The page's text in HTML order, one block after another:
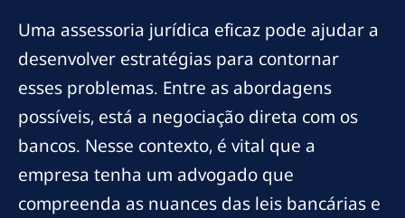
Uma assessoria jurídica eficaz pode ajudar a
desenvolver estratégias para contornar
esses problemas. Entre as abordagens
possíveis, está a negociação direta com os
bancos. Nesse contexto, é vital que a
empresa tenha um advogado que
compreenda as nuances das leis bancárias e